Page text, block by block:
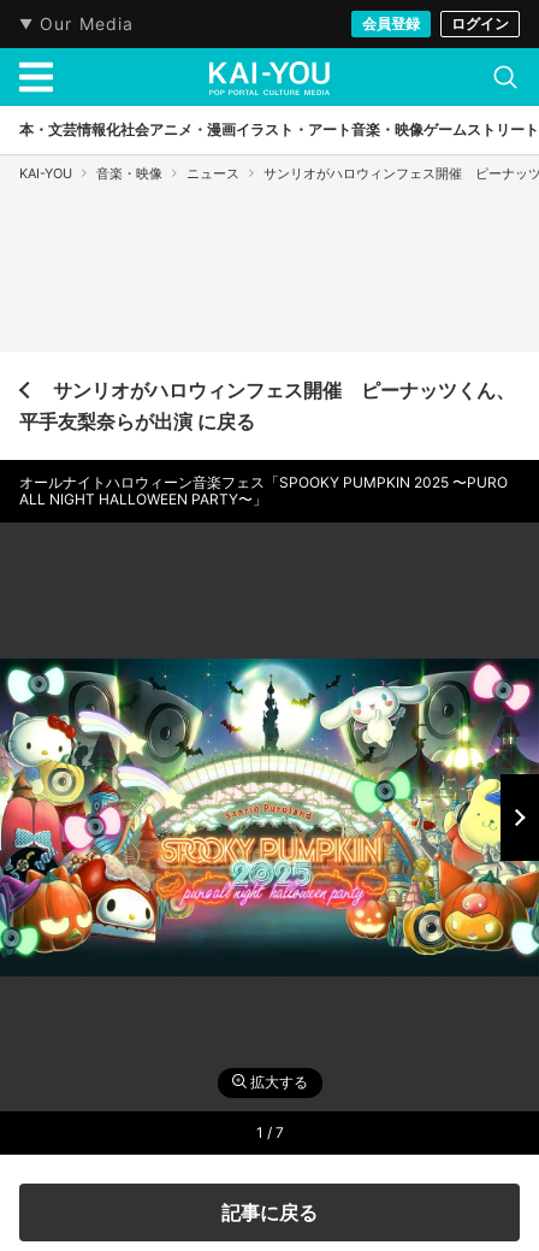
Our Media 会員登録 ログイン
本・文芸情報化社会アニメ・漫画イラスト・アート音楽・映像ゲームストリート
KAI-YOU 音楽・映像 ニュース サンリオがハロウィンフェス開催 ピーナッ
サンリオがハロウィンフェス開催 ピーナッツくん、
平手友梨奈らが出演 に戻る
オールナイトハロウィーン音楽フェス「SPOOKY PUMPKIN 2025 〜PURO
ALL NIGHT HALLOWEEN PARTY〜」
拡大する
1 / 7
記事に戻る